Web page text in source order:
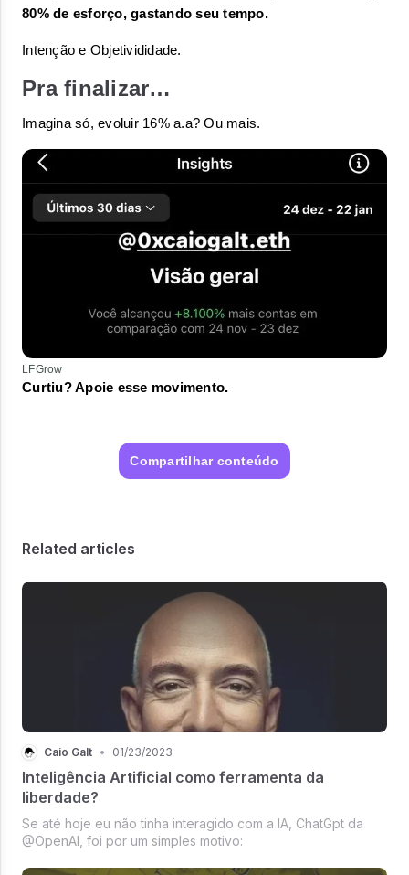
80% de esforço, gastando seu tempo.
Intenção e Objetivididade.
Pra finalizar…
Imagina só, evoluir 16% a.a? Ou mais.
LFGrow
Curtiu? Apoie esse movimento.
Compartilhar conteúdo
Related articles
Caio Galt • 01/23/2023
Inteligência Artificial como ferramenta da
liberdade?
Se até hoje eu não tinha interagido com a IA, ChatGpt da
@OpenAI, foi por um simples motivo: